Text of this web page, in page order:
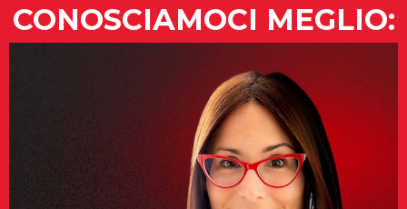
CONOSCIAMOCI MEGLIO: